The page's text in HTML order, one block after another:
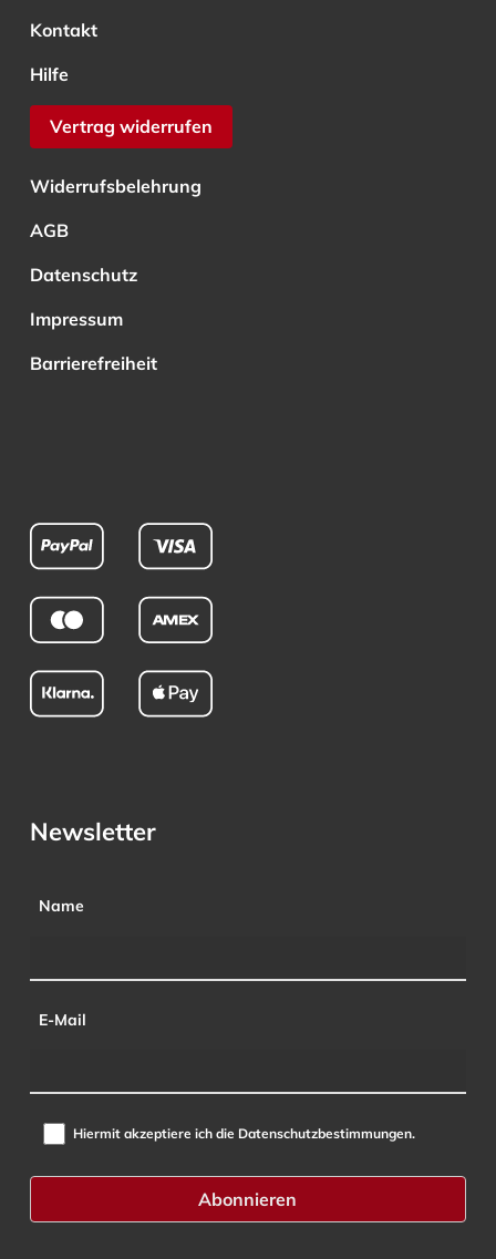
Kontakt
Hilfe
Vertrag widerrufen
Widerrufsbelehrung
AGB
Datenschutz
Impressum
Barrierefreiheit
Newsletter
Name
E-Mail
Hiermit akzeptiere ich die Datenschutzbestimmungen.